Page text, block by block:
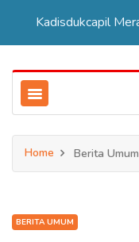
Home Berita Umum
BERITA UMUM